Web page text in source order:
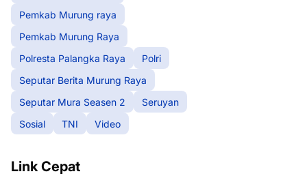
Pemkab Murung raya
Pemkab Murung Raya
Polresta Palangka Raya
Polri
Seputar Berita Murung Raya
Seputar Mura Seasen 2
Seruyan
Sosial
TNI Video
Link Cepat